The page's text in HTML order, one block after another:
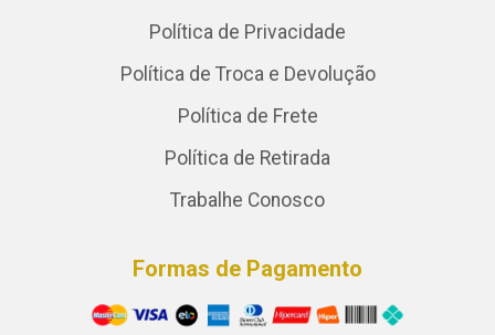
Política de Privacidade
Política de Troca e Devolução
Política de Frete
Política de Retirada
Trabalhe Conosco
Formas de Pagamento